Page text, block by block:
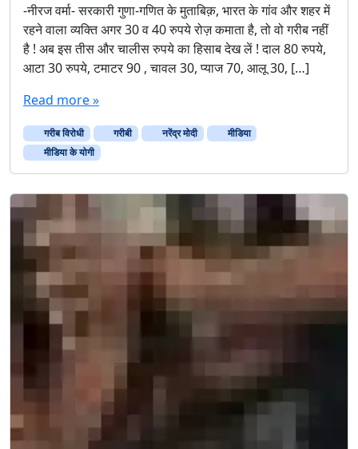
-नीरज वर्मा- सरकारी गुणा-गणित के मुताबिक़, भारत के गांव और शहर में
रहने वाला व्यक्ति अगर 30 व 40 रुपये रोज़ कमाता है, तो वो गरीब नहीं
है ! अब इस तीस और चालीस रुपये का हिसाब देख लें ! दाल 80 रुपये,
आटा 30 रुपये, टमाटर 90 , चावल 30, प्याज 70, आलू 30, […]
Read more »
गरीब विरोधी गरीबी नरेंद्र मोदी
मीडिया
मीडिया के योगी